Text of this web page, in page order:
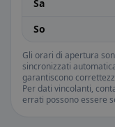
Sa
So
Gli orari di apertura
sincronizzati
garantiscono
Per dati vincolanti,
errati possono essere